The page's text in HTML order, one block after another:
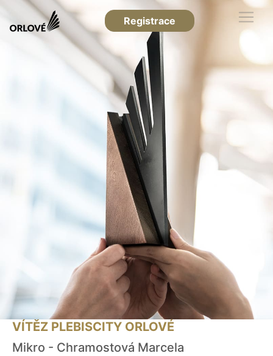
Registrace
VÍTĚZ PLEBISCITY ORLOVÉ
Mikro - Chramostová Marcela